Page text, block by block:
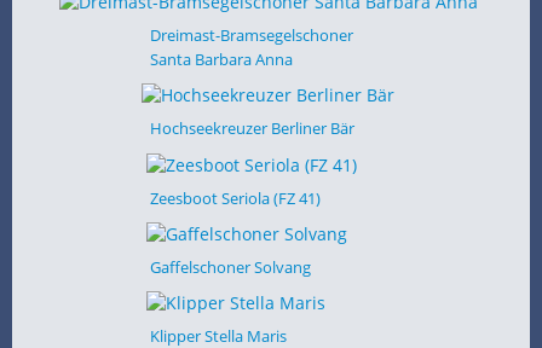
Dreimast-Bramsegelschoner
Santa Barbara Anna
Hochseekreuzer Berliner Bär
Zeesboot Seriola (FZ 41)
Gaffelschoner Solvang
Klipper Stella Maris